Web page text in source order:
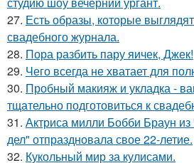
27. Есть образы, которые
свадебного журнала.
28. Пора разбить пару яичек, Джек!
29. Чего всегда не хватает для
30. Пробный макияж и укладка -
тщательно подготовиться к
31. Актриса милли Бобби Браун
дел" отпраздновала свое 22-летие.
32. Кукольный мир за кулисами.